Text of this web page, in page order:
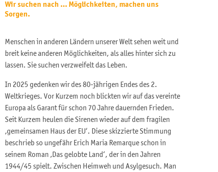
Wir suchen nach … Möglichkeiten, machen uns
Sorgen.
Menschen in anderen Ländern unserer Welt sehen weit und
breit keine anderen Möglichkeiten, als alles hinter sich zu
lassen. Sie suchen verzweifelt das Leben.
In 2025 gedenken wir des 80-jährigen Endes des 2.
Weltkrieges. Vor Kurzem noch blickten wir auf das vereinte
Europa als Garant für schon 70 Jahre dauernden Frieden.
Seit Kurzem heulen die Sirenen wieder auf dem fragilen
‚gemeinsamen Haus der EU‘. Diese skizzierte Stimmung
beschrieb so ungefähr Erich Maria Remarque schon in
seinem Roman ‚Das gelobte Land‘, der in den Jahren
1944/45 spielt. Zwischen Heimweh und Asylgesuch. Man